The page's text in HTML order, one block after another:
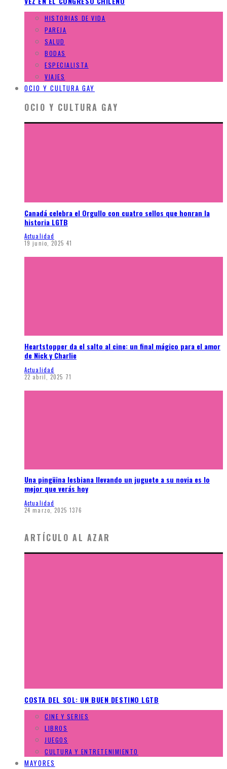
HISTORIAS DE VIDA
PAREJA
SALUD
BODAS
ESPECIALISTA
VIAJES
OCIO Y CULTURA GAY
OCIO Y CULTURA GAY
Canadá celebra el Orgullo con cuatro sellos que honran la
historia LGTB
Actualidad
19 junio, 2025 41
Heartstopper da el salto al cine: un final mágico para el amor
de Nick y Charlie
Actualidad
22 abril, 2025 71
Una pingüina lesbiana llevando un juguete a su novia es lo
mejor que verás hoy
Actualidad
24 marzo, 2025 1376
ARTÍCULO AL AZAR
COSTA DEL SOL: UN BUEN DESTINO LGTB
CINE Y SERIES
LIBROS
JUEGOS
CULTURA Y ENTRETENIMIENTO
MAYORES